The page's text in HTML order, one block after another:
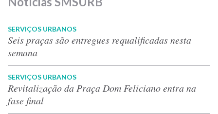
SERVIÇOS URBANOS
Seis praças são entregues requalificadas nesta
semana
SERVIÇOS URBANOS
Revitalização da Praça Dom Feliciano entra na
fase final